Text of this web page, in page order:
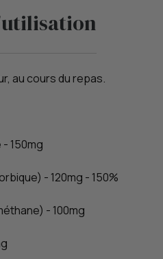
au cours du repas.
150mg
- 120mg - 150%
- 100mg